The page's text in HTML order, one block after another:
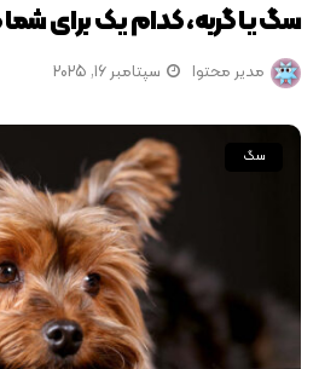
سگ یا گربه، کدام یک برای
مدیر محتوا سپتامبر 16, 2025
سگ